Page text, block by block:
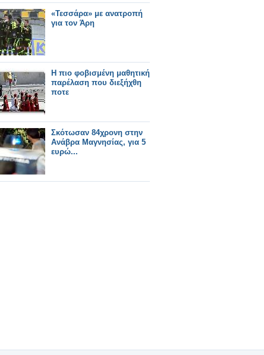
«Τεσσάρα» με ανατροπή
για τον Άρη
Η πιο φοβισμένη μαθητική
παρέλαση που διεξήχθη
ποτε
Σκότωσαν 84χρονη στην
Ανάβρα Mαγνησίας, για 5
ευρώ...